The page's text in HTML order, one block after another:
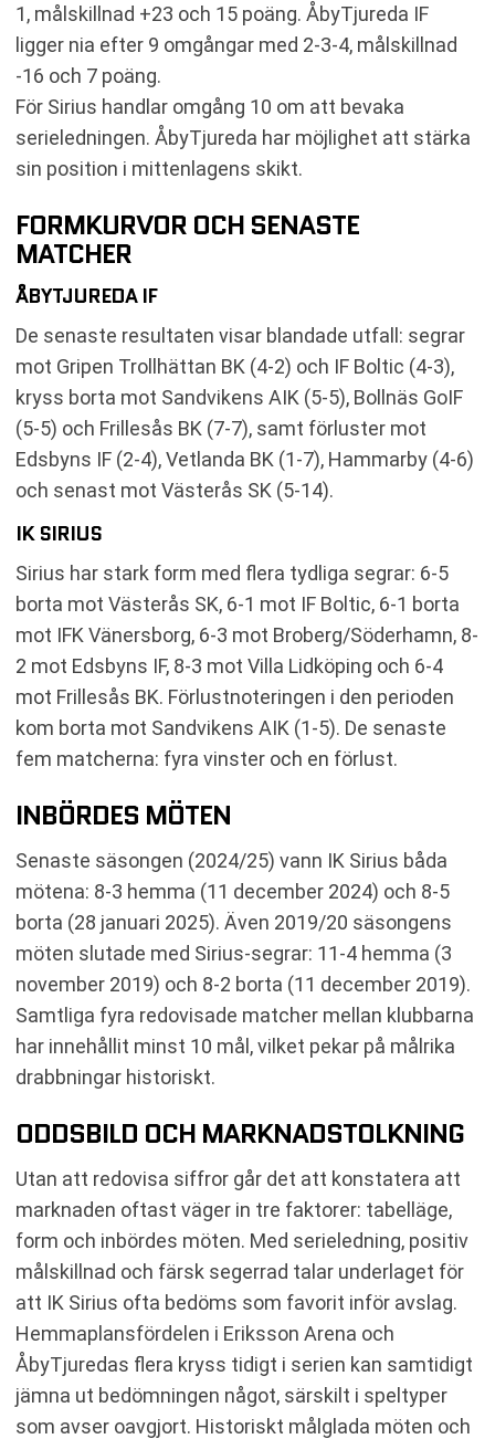
1, målskillnad +23 och 15 poäng. ÅbyTjureda IF
ligger nia efter 9 omgångar med 2-3-4, målskillnad
-16 och 7 poäng.
För Sirius handlar omgång 10 om att bevaka
serieledningen. ÅbyTjureda har möjlighet att stärka
sin position i mittenlagens skikt.
FORMKURVOR OCH SENASTE
MATCHER
ÅBYTJUREDA IF
De senaste resultaten visar blandade utfall: segrar
mot Gripen Trollhättan BK (4-2) och IF Boltic (4-3),
kryss borta mot Sandvikens AIK (5-5), Bollnäs GoIF
(5-5) och Frillesås BK (7-7), samt förluster mot
Edsbyns IF (2-4), Vetlanda BK (1-7), Hammarby (4-6)
och senast mot Västerås SK (5-14).
IK SIRIUS
Sirius har stark form med flera tydliga segrar: 6-5
borta mot Västerås SK, 6-1 mot IF Boltic, 6-1 borta
mot IFK Vänersborg, 6-3 mot Broberg/Söderhamn, 8-
2 mot Edsbyns IF, 8-3 mot Villa Lidköping och 6-4
mot Frillesås BK. Förlustnoteringen i den perioden
kom borta mot Sandvikens AIK (1-5). De senaste
fem matcherna: fyra vinster och en förlust.
INBÖRDES MÖTEN
Senaste säsongen (2024/25) vann IK Sirius båda
mötena: 8-3 hemma (11 december 2024) och 8-5
borta (28 januari 2025). Även 2019/20 säsongens
möten slutade med Sirius-segrar: 11-4 hemma (3
november 2019) och 8-2 borta (11 december 2019).
Samtliga fyra redovisade matcher mellan klubbarna
har innehållit minst 10 mål, vilket pekar på målrika
drabbningar historiskt.
ODDSBILD OCH MARKNADSTOLKNING
Utan att redovisa siffror går det att konstatera att
marknaden oftast väger in tre faktorer: tabelläge,
form och inbördes möten. Med serieledning, positiv
målskillnad och färsk segerrad talar underlaget för
att IK Sirius ofta bedöms som favorit inför avslag.
Hemmaplansfördelen i Eriksson Arena och
ÅbyTjuredas flera kryss tidigt i serien kan samtidigt
jämna ut bedömningen något, särskilt i speltyper
som avser oavgjort. Historiskt målglada möten och